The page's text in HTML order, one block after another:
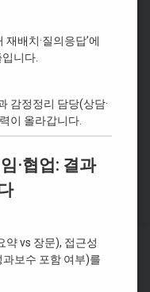
재배치·질의응답’에
니다.
감정정리 담당(상담·
이 올라갑니다.
·협업: 결과
약 vs 장문), 접근성
과보수 포함 여부)를